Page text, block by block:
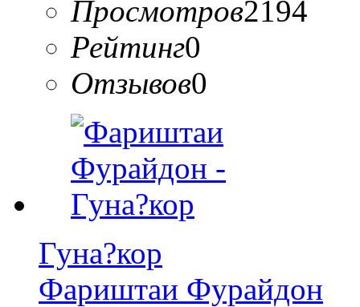
Просмотров2194
Рейтинг0
Отзывов0
Гуна?кор
Фариштаи Фурайдон